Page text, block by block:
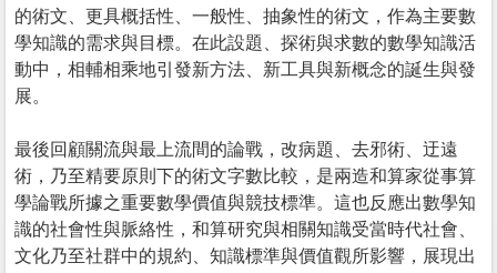
的術文、更具概括性、一般性、抽象性的術文，作為主要數
學知識的需求與目標。在此設題、探術與求數的數學知識活
動中，相輔相乘地引發新方法、新工具與新概念的誕生與發
展。
最後回顧關流與最上流間的論戰，改病題、去邪術、迂遠
術，乃至精要原則下的術文字數比較，是兩造和算家從事算
學論戰所據之重要數學價值與競技標準。這也反應出數學知
識的社會性與脈絡性，和算研究與相關知識受當時代社會、
文化乃至社群中的規約、知識標準與價值觀所影響，展現出